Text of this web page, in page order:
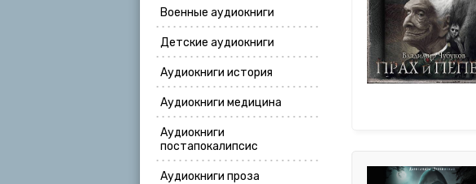
Военные аудиокниги
Детские аудиокниги
Аудиокниги история
Аудиокниги медицина
Аудиокниги
постапокалипсис
Аудиокниги проза